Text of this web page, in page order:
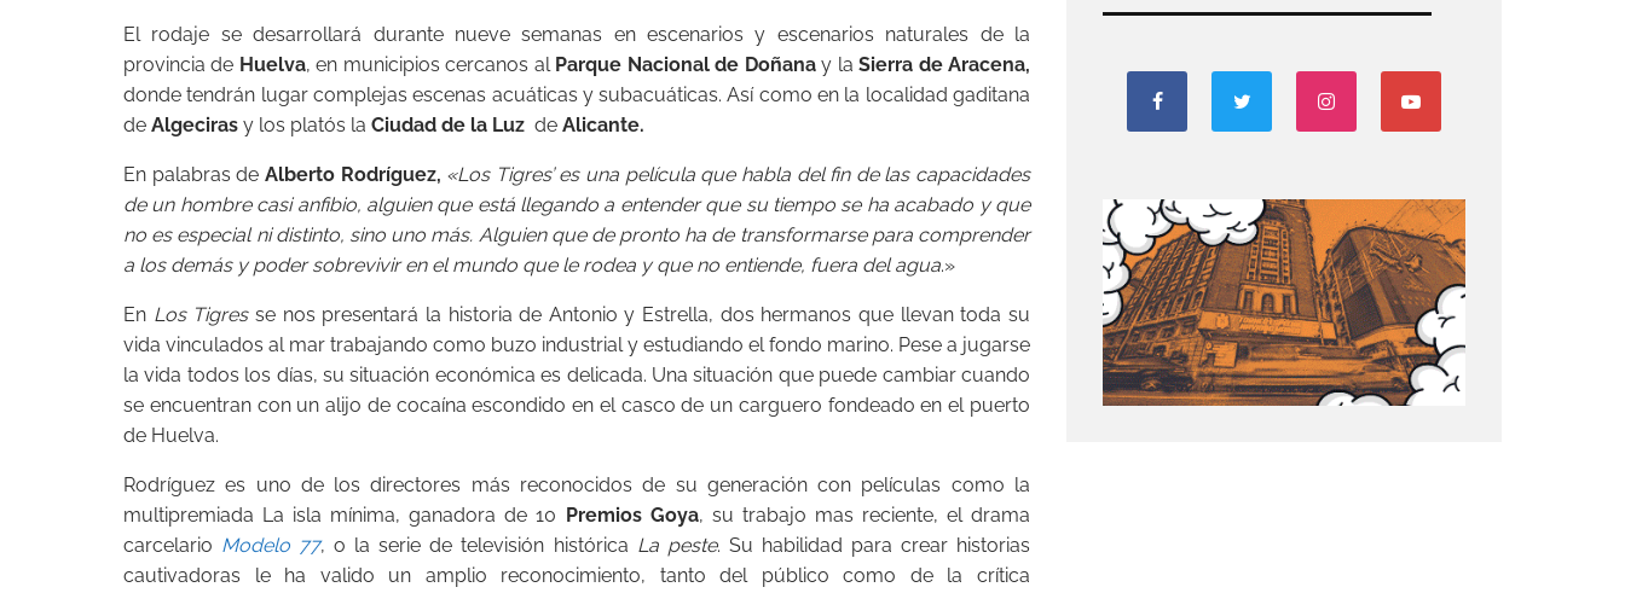
El rodaje se desarrollará durante nueve semanas en escenarios y escenarios naturales de la
provincia de Huelva, en municipios cercanos al Parque Nacional de Doñanay laSierra de Aracena,
donde tendrán lugar complejas escenas acuáticas y subacuáticas. Así como en la localidad gaditana
de Algeciras y los platós la Ciudad de la Luz de Alicante.
En palabras de Alberto Rodríguez, «Los Tigres’ es una película que habla del fin de las capacidades
de un hombre casi anfibio, alguien que está llegando a entender que su tiempo se ha acabado y que
no es especial ni distinto, sino uno más. Alguien que de pronto ha de transformarse para comprender
a los demás y poder sobrevivir en el mundo que le rodea y que no entiende, fuera del agua.»
En Los Tigresse nos presentará la historia de Antonio y Estrella, dos hermanos que llevan toda su
vida vinculados al mar trabajando como buzo industrial y estudiando el fondo marino. Pese a jugarse
la vida todos los días, su situación económica es delicada. Una situación que puede cambiar cuando
se encuentran con un alijo de cocaína escondido en el casco de un carguero fondeado en el puerto
de Huelva.
Rodríguez es uno de los directores más reconocidos de su generación con películas como la
multipremiada La isla mínima, ganadora de 10 Premios Goya, su trabajo mas reciente, el drama
carcelario Modelo 77, o la serie de televisión histórica La peste. Su habilidad para crear historias
cautivadoras le ha valido un amplio reconocimiento, tanto del público como de la crítica